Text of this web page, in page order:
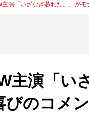
演「いざなぎ暮れた。」が
主演「い
びのコメ